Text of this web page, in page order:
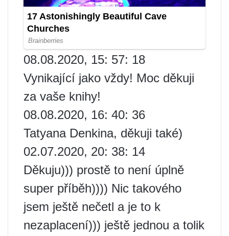
08.08.2020, 15: 57: 18
Vynikající jako vždy! Moc děkuji
za vaše knihy!
08.08.2020, 16: 40: 36
Tatyana Denkina, děkuji také)
02.07.2020, 20: 38: 14
Děkuju))) prostě to není úplně
super příběh)))) Nic takového
jsem ještě nečetl a je to k
nezaplacení))) ještě jednou a tolik